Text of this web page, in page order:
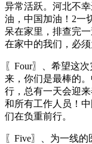
异常活跃。河北不
油，中国加油！2一
呆在家里，排查完
在家中的我们，必
〖Four〗、希望这
来，你们是最棒的
行，总有一天会迎
和所有工作人员！
们在负重前行。
〖Five〗、为一线